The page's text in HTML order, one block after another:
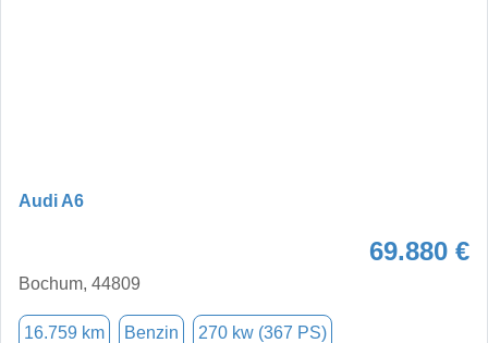
Audi A6
69.880 €
Bochum, 44809
16.759 km Benzin 270 kw (367 PS)